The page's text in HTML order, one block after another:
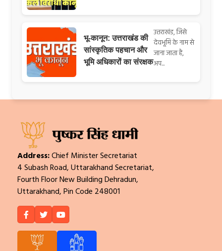
भू-कानून: उत्तराखंड की
सांस्कृतिक पहचान और
भूमि अधिकारों का संरक्षक
उत्तराखंड, जिसे
देवभूमि के नाम से
जाना जाता है,
अप...
Address:Chief Minister Secretariat
4 Subash Road, Uttarakhand Secretariat,
Fourth Floor New Building Dehradun,
Uttarakhand, Pin Code 248001